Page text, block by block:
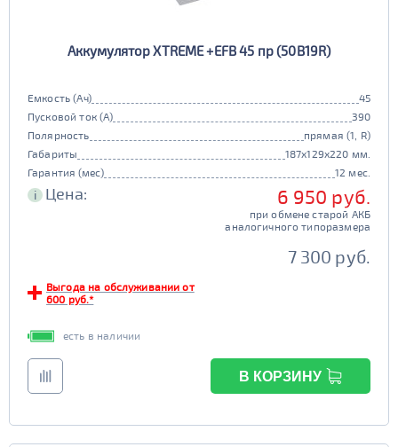
Аккумулятор XTREME +EFB 45 пр (50B19R)
Емкость (Ач)
45
Пусковой ток (А)
390
Полярность
прямая (1, R)
Габариты
187x129x220 мм.
Гарантия (мес)
12 мес.
i Цена: 6 950 руб.
при обмене старой АКБ
аналогичного типоразмера
7 300 руб.
Выгода на обслуживании от
600 руб.*
есть в наличии
В КОРЗИНУ